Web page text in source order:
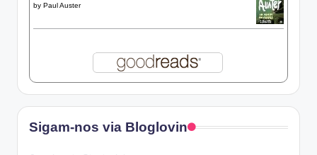
by Paul Auster
Sigam-nos via Bloglovin